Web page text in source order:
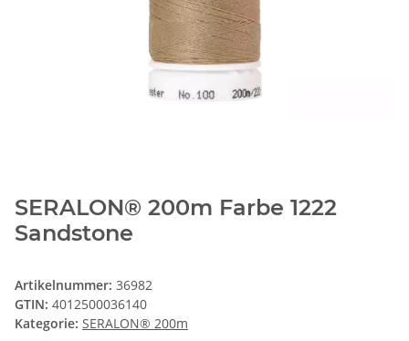
SERALON® 200m Farbe 1222
Sandstone
Artikelnummer: 36982
GTIN: 4012500036140
Kategorie: SERALON® 200m